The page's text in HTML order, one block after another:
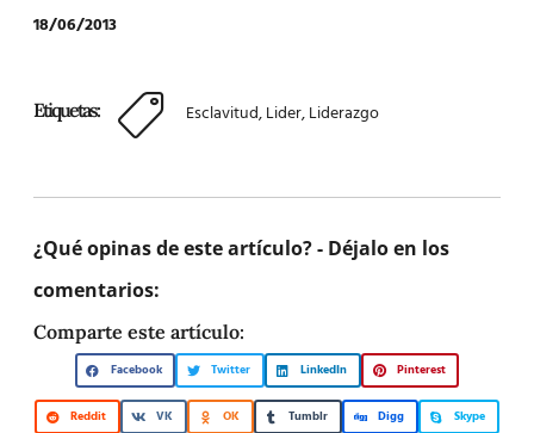
18/06/2013
Etiquetas: Esclavitud,Lider,Liderazgo
¿Qué opinas de este artículo? - Déjalo en los
comentarios:
Comparte este artículo:
Facebook Twitter LinkedIn Pinterest
Reddit VK OK Tumblr Digg Skype